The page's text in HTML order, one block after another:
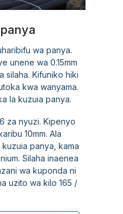
wa panya.
unene wa 0.15mm
silaha. Kifuniko hiki
kwa wanyama.
la kuzuia panya.
za nyuzi. Kipenyo
10mm. Ala
panya, kama
Silaha inaenea
wa kuponda ni
uzito wa kilo 165 /